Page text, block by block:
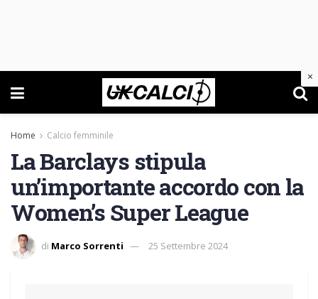
Home Calcio femminile
La Barclays stipula
un’importante accordo con la
Women’s Super League
di Marco Sorrenti 25 Settembre 2024
×